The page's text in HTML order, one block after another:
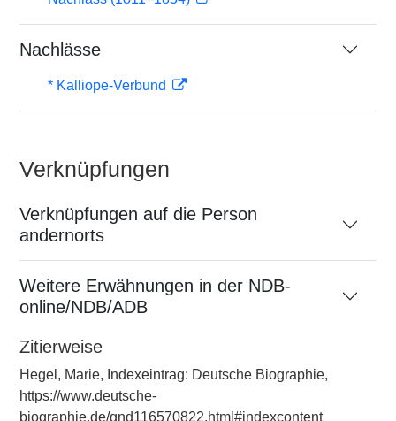
Nachlässe
* Kalliope-Verbund
Verknüpfungen
Verknüpfungen auf die Person
andernorts
Weitere Erwähnungen in der NDB-
online/NDB/ADB
Zitierweise
Hegel, Marie, Indexeintrag: Deutsche Biographie,
https://www.deutsche-
biographie.de/gnd116570822.html#indexcontent